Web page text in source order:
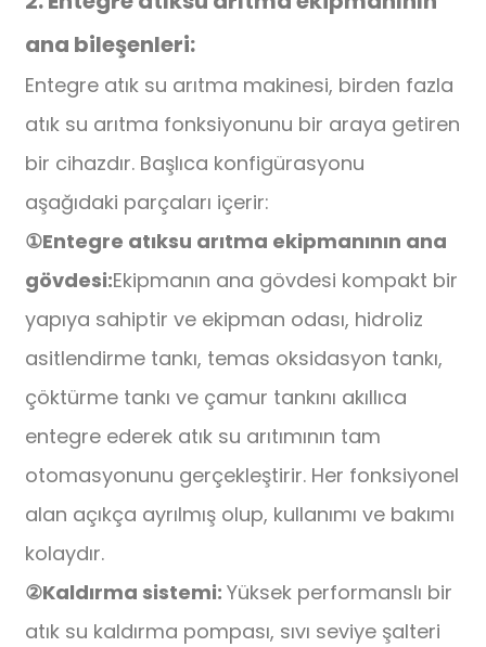
ana bileşenleri:
Entegre atık su arıtma makinesi, birden fazla
atık su arıtma fonksiyonunu bir araya getiren
bir cihazdır. Başlıca konfigürasyonu
aşağıdaki parçaları içerir:
①Entegre atıksu arıtma ekipmanının ana
gövdesi:Ekipmanın ana gövdesi kompakt bir
yapıya sahiptir ve ekipman odası, hidroliz
asitlendirme tankı, temas oksidasyon tankı,
çöktürme tankı ve çamur tankını akıllıca
entegre ederek atık su arıtımının tam
otomasyonunu gerçekleştirir. Her fonksiyonel
alan açıkça ayrılmış olup, kullanımı ve bakımı
kolaydır.
②Kaldırma sistemi: Yüksek performanslı bir
atık su kaldırma pompası, sıvı seviye şalteri